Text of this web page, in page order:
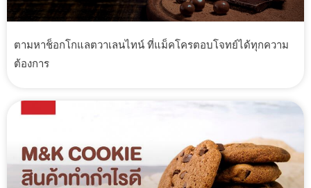
ตามหาช็อกโกแลตวาเลนไทน์ ที่แม็คโครตอบโจทย์ได้ทุกความ
ต้องการ